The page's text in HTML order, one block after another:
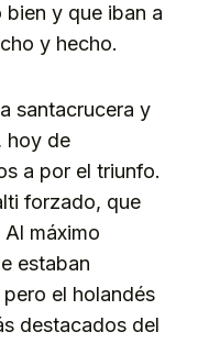
y que iban a
y hecho.
santacrucera y
hoy de
a por el triunfo.
forzado, que
máximo
estaban
el holandés
destacados del